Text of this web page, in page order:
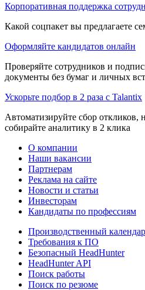
Корпоративная поддержка
Какой соцпакет вы предлагаете
Оформляйте кандидатов онлайн
Проверяйте сотрудников и
документы без бумаг и личных
Ускорьте подбор в 2 раза с Talantix
Автоматизируйте сбор откликов,
собирайте аналитику в 2 клика
О компании
Наши вакансии
Партнерам
Реклама на сайте
Новости и статьи
Инвесторам
Кандидаты по профессиям
Производственный
Требования к ПО
Безопасный HeadHunter
HeadHunter API
Поиск работы
Поиск по резюме